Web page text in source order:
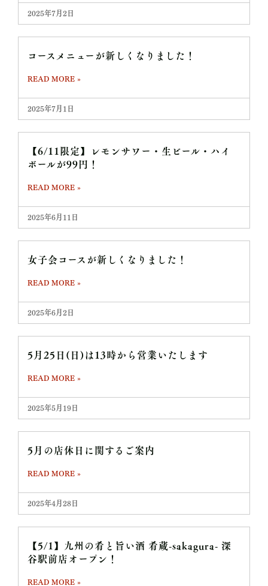
2025年7月2日
コースメニューが新しくなりました！
READ MORE »
2025年7月1日
【6/11限定】レモンサワー・生ビール・ハイ
ボールが99円！
READ MORE »
2025年6月11日
女子会コースが新しくなりました！
READ MORE »
2025年6月2日
5月25日(日)は13時から営業いたします
READ MORE »
2025年5月19日
5月の店休日に関するご案内
READ MORE »
2025年4月28日
【5/1】九州の肴と旨い酒 肴蔵-sakagura- 深
谷駅前店オープン！
READ MORE »